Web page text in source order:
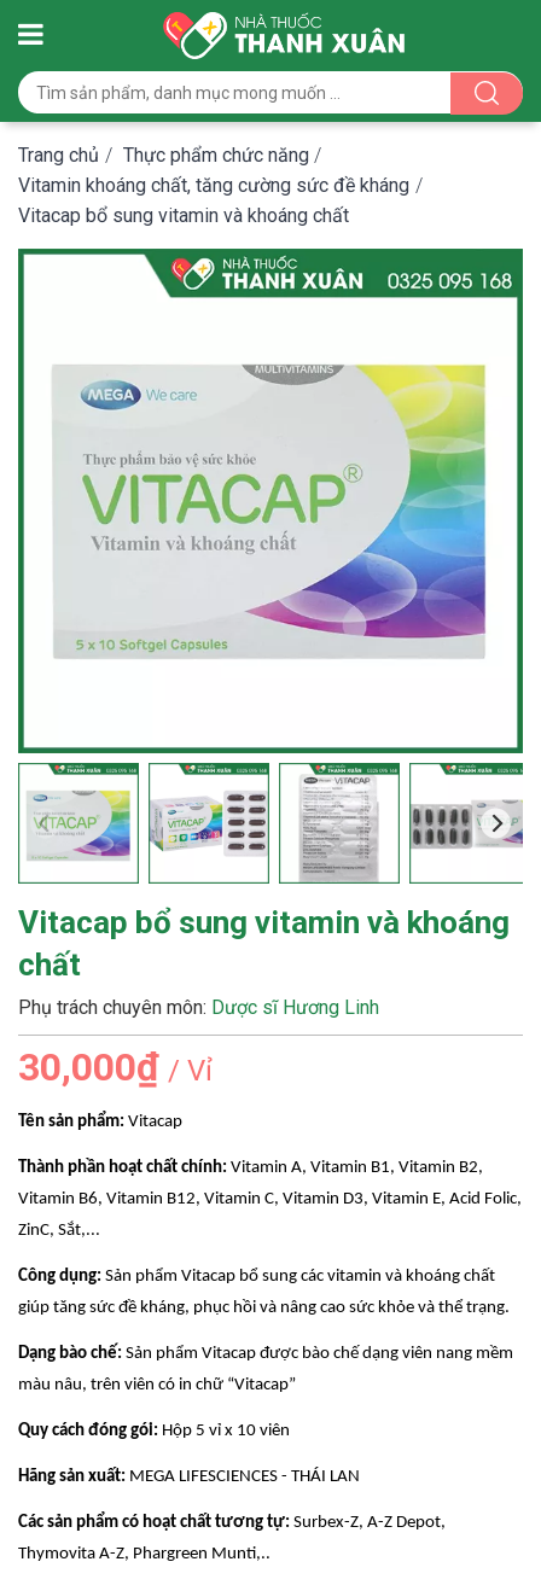
Trang chủ / Thực phẩm chức năng /
Vitamin khoáng chất, tăng cường sức đề kháng /
Vitacap bổ sung vitamin và khoáng chất
Vitacap bổ sung vitamin và khoáng
chất
Phụ trách chuyên môn: Dược sĩ Hương Linh
30,000₫ / Vỉ
Tên sản phẩm: Vitacap
Thành phần hoạt chất chính: Vitamin A, Vitamin B1, Vitamin B2,
Vitamin B6, Vitamin B12, Vitamin C, Vitamin D3, Vitamin E, Acid Folic,
ZinC, Sắt,...
Công dụng: Sản phẩm Vitacap bổ sung các vitamin và khoáng chất
giúp tăng sức đề kháng, phục hồi và nâng cao sức khỏe và thể trạng.
Dạng bào chế: Sản phẩm Vitacap được bào chế dạng viên nang mềm
màu nâu, trên viên có in chữ “Vitacap”
Quy cách đóng gói: Hộp 5 vỉ x 10 viên
Hãng sản xuất: MEGA LIFESCIENCES - THÁI LAN
Các sản phẩm có hoạt chất tương tự: Surbex-Z, A-Z Depot,
Thymovita A-Z, Phargreen Munti,..